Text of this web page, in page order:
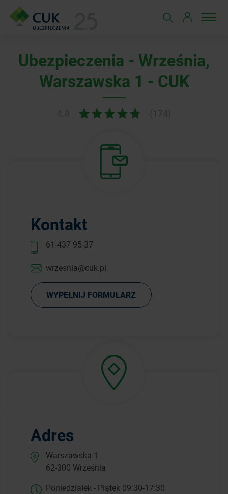
Ubezpieczenia - Września,
Warszawska 1 - CUK
Kontakt
61-437-95-37
wrzesnia@cuk.pl
WYPEŁNIJ FORMULARZ
Adres
Warszawska 1
62-300 Września
Poniedziałek - Piątek 09:30-17:30